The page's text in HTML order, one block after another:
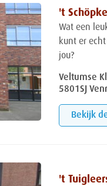
't Schöpke
Wat een
kunt er
jou?
Veltumse
5801SJ
Bekijk
't